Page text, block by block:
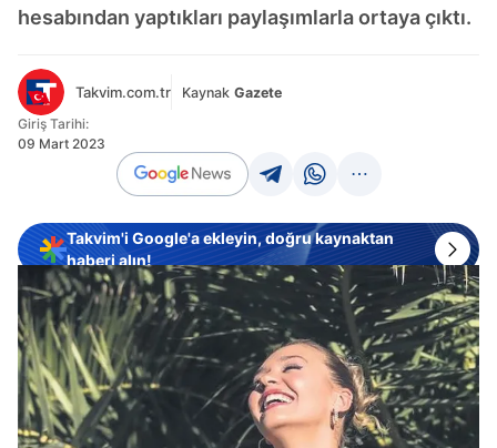
hesabından yaptıkları paylaşımlarla ortaya çıktı.
Takvim.com.tr Kaynak Gazete
Giriş Tarihi:
09 Mart 2023
Takvim'i Google'a ekleyin, doğru kaynaktan
haberi alın!